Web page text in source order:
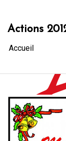
Actions
Accueil